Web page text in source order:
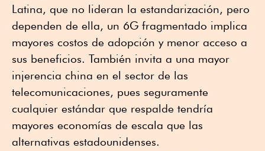
Latina, que no lideran la estandarización, pero
dependen de ella, un 6G fragmentado implica
mayores costos de adopción y menor acceso a
sus beneficios. También invita a una mayor
injerencia china en el sector de las
telecomunicaciones, pues seguramente
cualquier estándar que respalde tendría
mayores economías de escala que las
alternativas estadounidenses.